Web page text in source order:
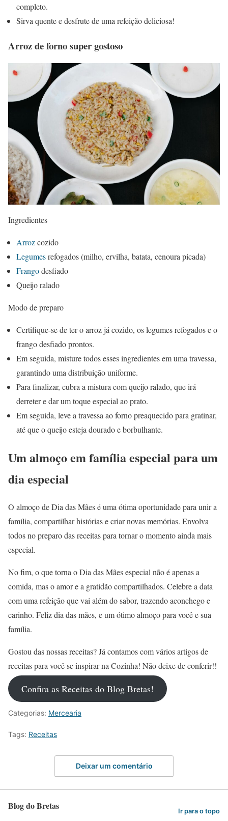
completo.
Sirva quente e desfrute de uma refeição deliciosa!
Arroz de forno super gostoso
Ingredientes
Arrozcozido
Legumesrefogados (milho, ervilha, batata, cenoura picada)
Frangodesfiado
Queijo ralado
Modo de preparo
Certifique-se de ter o arroz já cozido, os legumes refogados e o
frango desfiado prontos.
Em seguida, misture todos esses ingredientes em uma travessa,
garantindo uma distribuição uniforme.
Para finalizar, cubra a mistura com queijo ralado, que irá
derreter e dar um toque especial ao prato.
Em seguida, leve a travessa ao forno preaquecido para gratinar,
até que o queijo esteja dourado e borbulhante.
Um almoço em família especial para um
dia especial
O almoço de Dia das Mães é uma ótima oportunidade para unir a
família, compartilhar histórias e criar novas memórias. Envolva
todos no preparo das receitas para tornar o momento ainda mais
especial.
No fim, o que torna o Dia das Mães especial não é apenas a
comida, mas o amor e a gratidão compartilhados. Celebre a data
com uma refeição que vai além do sabor, trazendo aconchego e
carinho. Feliz dia das mães, e um ótimo almoço para você e sua
família.
Gostou das nossas receitas? Já contamos com vários artigos de
receitas para você se inspirar na Cozinha! Não deixe de conferir!!
Confira as Receitas do Blog Bretas!
Categorias: Mercearia
Tags: Receitas
Deixar um comentário
Blog do Bretas Ir para o topo